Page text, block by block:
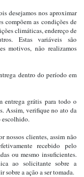
desejamos nos aproximar
compõem as condições de
climáticas, endereço de
Estas variáveis são
motivos, não realizamos
dentro do período em
entrega grátis para todo o
Assim, verifique no ato da
escolhido.
nossos clientes, assim não
recebido pelo
ou mesmo insuficientes.
ao solicitante sobre a
sobre a ação a ser tomada.